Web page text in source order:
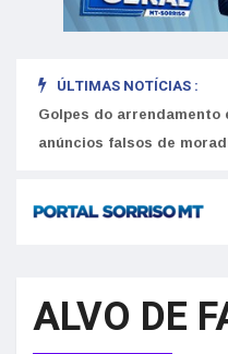
ÚLTIMAS NOTÍCIAS :
Golpes do
anúncios falsos de
ALVO DE